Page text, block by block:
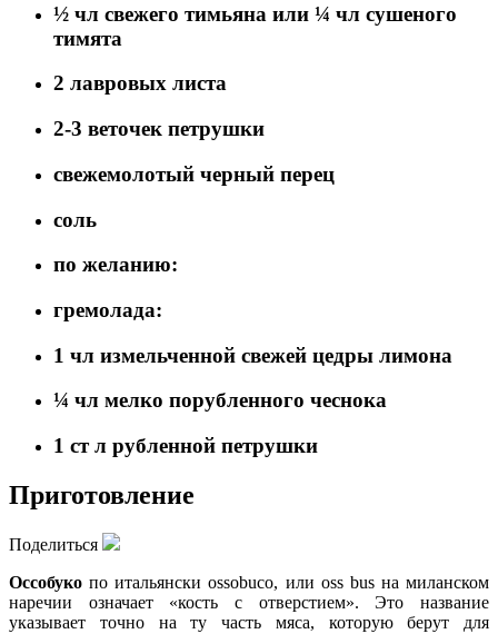
½ чл свежего тимьяна или ¼ чл сушеного
тимята
2 лавровых листа
2-3 веточек петрушки
свежемолотый черный перец
соль
по желанию:
гремолада:
1 чл измельченной свежей цедры лимона
¼ чл мелко порубленного чеснока
1 ст л рубленной петрушки
Приготовление
Поделиться
Оссобуко по итальянски ossobuco, или oss bus на миланском
наречии означает «кость с отверстием». Это название
указывает точно на ту часть мяса, которую берут для